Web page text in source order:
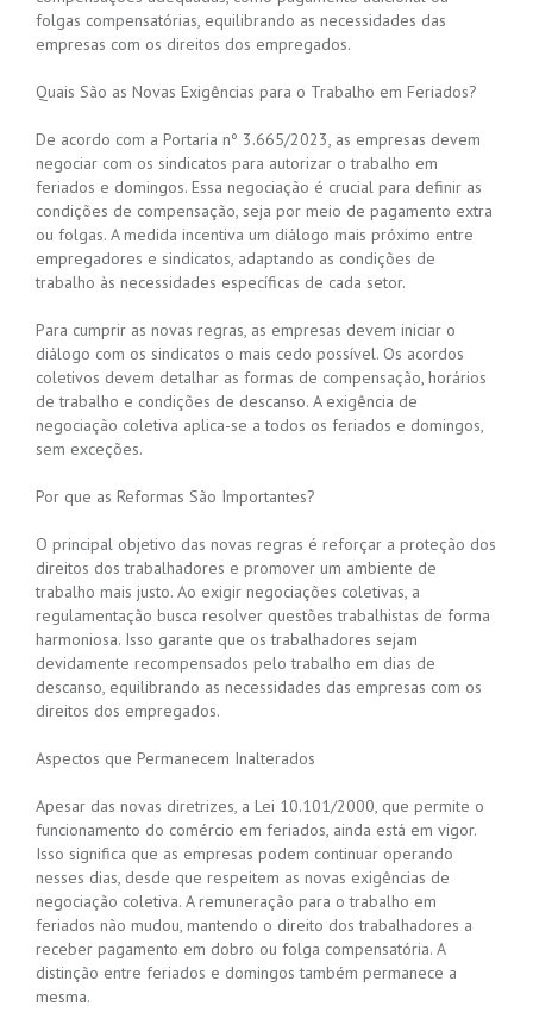
folgas compensatórias, equilibrando as necessidades das
empresas com os direitos dos empregados.
Quais São as Novas Exigências para o Trabalho em Feriados?
De acordo com a Portaria nº 3.665/2023, as empresas devem
negociar com os sindicatos para autorizar o trabalho em
feriados e domingos. Essa negociação é crucial para definir as
condições de compensação, seja por meio de pagamento extra
ou folgas. A medida incentiva um diálogo mais próximo entre
empregadores e sindicatos, adaptando as condições de
trabalho às necessidades específicas de cada setor.
Para cumprir as novas regras, as empresas devem iniciar o
diálogo com os sindicatos o mais cedo possível. Os acordos
coletivos devem detalhar as formas de compensação, horários
de trabalho e condições de descanso. A exigência de
negociação coletiva aplica-se a todos os feriados e domingos,
sem exceções.
Por que as Reformas São Importantes?
O principal objetivo das novas regras é reforçar a proteção dos
direitos dos trabalhadores e promover um ambiente de
trabalho mais justo. Ao exigir negociações coletivas, a
regulamentação busca resolver questões trabalhistas de forma
harmoniosa. Isso garante que os trabalhadores sejam
devidamente recompensados pelo trabalho em dias de
descanso, equilibrando as necessidades das empresas com os
direitos dos empregados.
Aspectos que Permanecem Inalterados
Apesar das novas diretrizes, a Lei 10.101/2000, que permite o
funcionamento do comércio em feriados, ainda está em vigor.
Isso significa que as empresas podem continuar operando
nesses dias, desde que respeitem as novas exigências de
negociação coletiva. A remuneração para o trabalho em
feriados não mudou, mantendo o direito dos trabalhadores a
receber pagamento em dobro ou folga compensatória. A
distinção entre feriados e domingos também permanece a
mesma.